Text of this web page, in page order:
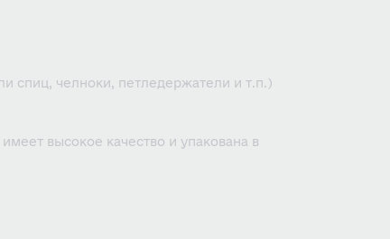
спиц, челноки, петледержатели и т.п.)
высокое качество и упакована в